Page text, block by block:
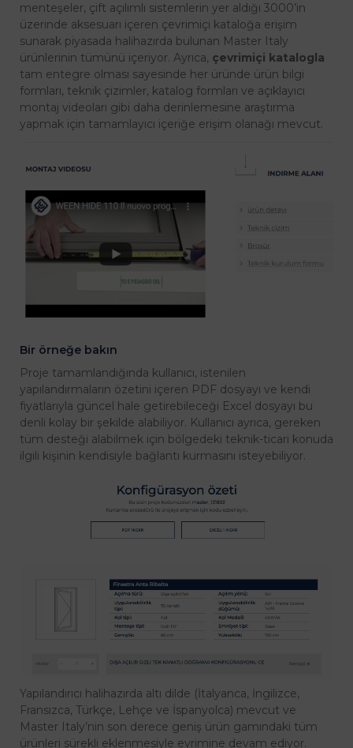
menteşeler, çift açılımlı sistemlerin yer aldığı 3000’in
üzerinde aksesuarı içeren çevrimiçi kataloğa erişim
sunarak piyasada halihazırda bulunan Master Italy
ürünlerinin tümünü içeriyor. Ayrıca, çevrimiçi katalogla
tam entegre olması sayesinde her üründe ürün bilgi
formları, teknik çizimler, katalog formları ve açıklayıcı
montaj videoları gibi daha derinlemesine araştırma
yapmak için tamamlayıcı içeriğe erişim olanağı mevcut.
Bir örneğe bakın
Proje tamamlandığında kullanıcı, istenilen
yapılandırmaların özetini içeren PDF dosyayı ve kendi
fiyatlarıyla güncel hale getirebileceği Excel dosyayı bu
denli kolay bir şekilde alabiliyor. Kullanıcı ayrıca, gereken
tüm desteği alabilmek için bölgedeki teknik-ticari konuda
ilgili kişinin kendisiyle bağlantı kurmasını isteyebiliyor.
Yapılandırıcı halihazırda altı dilde (İtalyanca, İngilizce,
Fransızca, Türkçe, Lehçe ve İspanyolca) mevcut ve
Master Italy’nin son derece geniş ürün gamındaki tüm
ürünleri sürekli eklenmesiyle evrimine devam ediyor.